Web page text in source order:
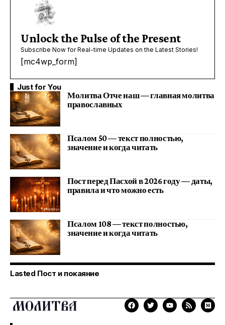
Unlock the Pulse of the Present
Subscribe Now for Real-time Updates on the Latest Stories!
[mc4wp_form]
Just for You
Молитва Отче наш — главная молитва
православных
Псалом 50 — текст полностью,
значение и когда читать
Пост перед Пасхой в 2026 году — даты,
правила и что можно есть
Псалом 108 — текст полностью,
значение и когда читать
Lasted Пост и покаяние